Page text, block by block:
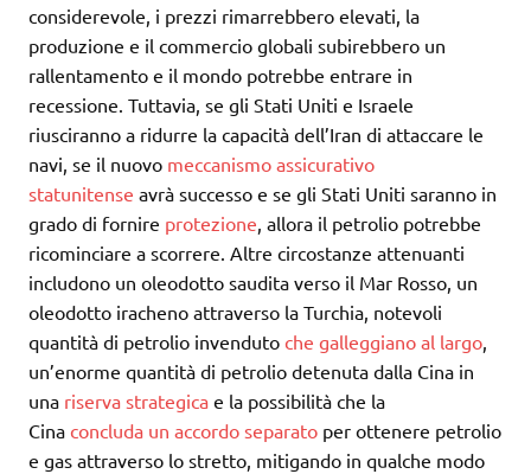
considerevole, i prezzi rimarrebbero elevati, la
produzione e il commercio globali subirebbero un
rallentamento e il mondo potrebbe entrare in
recessione. Tuttavia, se gli Stati Uniti e Israele
riusciranno a ridurre la capacità dell’Iran di attaccare le
navi, se il nuovo meccanismo assicurativo
statunitense avrà successo e se gli Stati Uniti saranno in
grado di fornire protezione, allora il petrolio potrebbe
ricominciare a scorrere. Altre circostanze attenuanti
includono un oleodotto saudita verso il Mar Rosso, un
oleodotto iracheno attraverso la Turchia, notevoli
quantità di petrolio invenduto che galleggiano al largo,
un’enorme quantità di petrolio detenuta dalla Cina in
una riserva strategica e la possibilità che la
Cina concluda un accordo separato per ottenere petrolio
e gas attraverso lo stretto, mitigando in qualche modo